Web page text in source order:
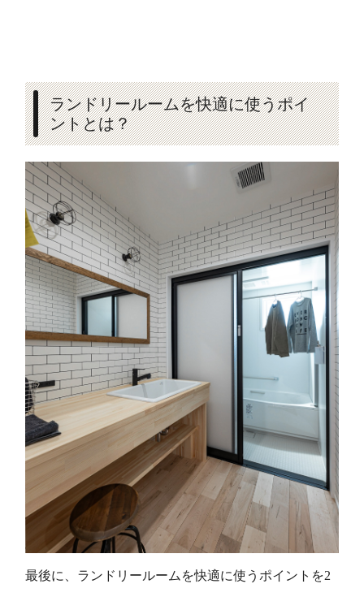
ランドリールームを快適に使うポイ
ントとは？
最後に、ランドリールームを快適に使うポイントを2